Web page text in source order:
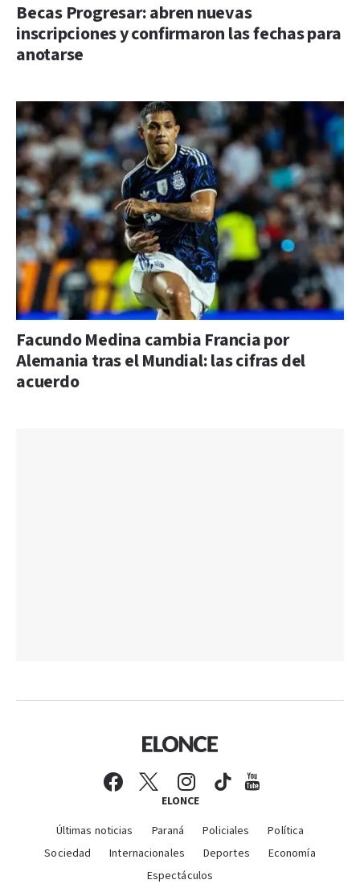
Becas Progresar: abren nuevas
inscripciones y confirmaron las fechas para
anotarse
Facundo Medina cambia Francia por
Alemania tras el Mundial: las cifras del
acuerdo
ELONCE
Últimas noticias Paraná Policiales
Política
Sociedad
Internacionales Deportes
Economía
Espectáculos